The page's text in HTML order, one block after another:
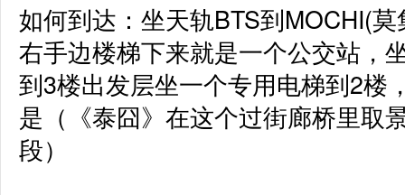
如何到达：坐天轨BTS到MOCHI(
右手边楼梯下来就是一个公交站，
到3楼出发层坐一个专用电梯到2楼
是（《泰囧》在这个过街廊桥里取
段）